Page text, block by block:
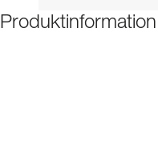
Produktinformation